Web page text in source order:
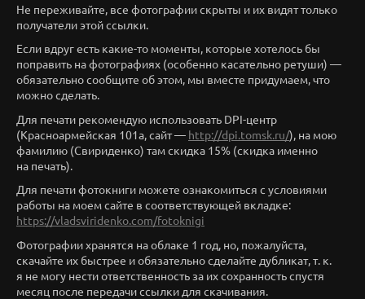
Не переживайте, все фотографии скрыты и их видят только
получатели этой ссылки.
Если вдруг есть какие-то моменты, которые хотелось бы
поправить на фотографиях (особенно касательно ретуши) —
обязательно сообщите об этом, мы вместе придумаем, что
можно сделать.
Для печати рекомендую использовать DPI-центр
(Красноармейская 101а, сайт — http://dpi.tomsk.ru/), на мою
фамилию (Свириденко) там скидка 15% (скидка именно
на печать).
Для печати фотокниги можете ознакомиться с условиями
работы на моем сайте в соответствующей вкладке:
https://vladsviridenko.com/fotoknigi
Фотографии хранятся на облаке 1 год, но, пожалуйста,
скачайте их быстрее и обязательно сделайте дубликат, т. к.
я не могу нести ответственность за их сохранность спустя
месяц после передачи ссылки для скачивания.